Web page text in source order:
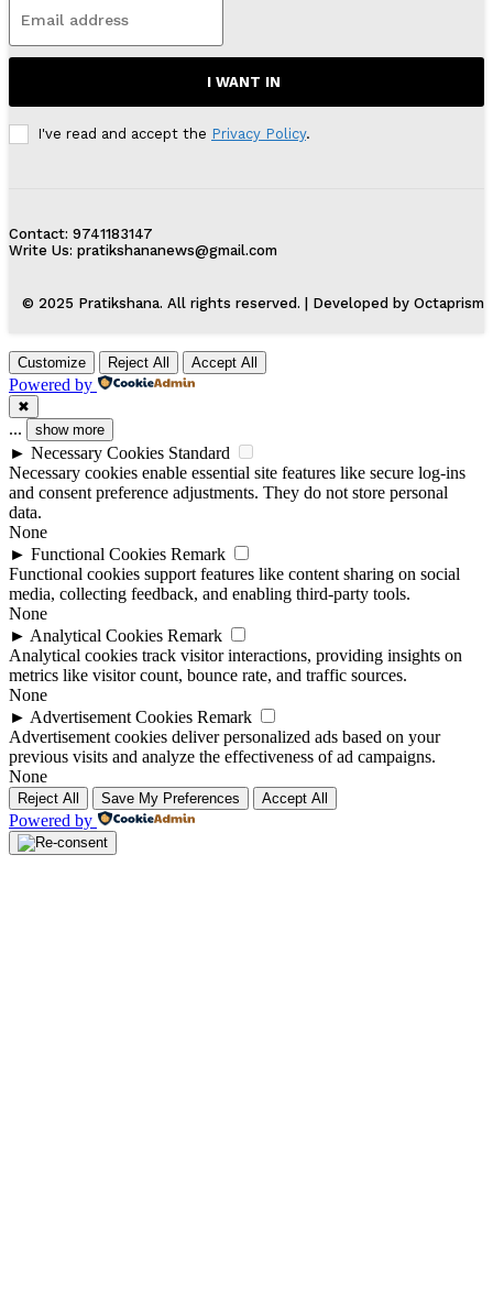
I WANT IN
I've read and accept the Privacy Policy.
Contact: 9741183147
Write Us: pratikshananews@gmail.com
© 2025 Pratikshana. All rights reserved. | Developed by Octaprism
Customize Reject All Accept All
Powered by
✖
... show more
► Necessary Cookies Standard
Necessary cookies enable essential site features like secure log-ins
and consent preference adjustments. They do not store personal
data.
None
► Functional Cookies Remark
Functional cookies support features like content sharing on social
media, collecting feedback, and enabling third-party tools.
None
► Analytical Cookies Remark
Analytical cookies track visitor interactions, providing insights on
metrics like visitor count, bounce rate, and traffic sources.
None
► Advertisement Cookies Remark
Advertisement cookies deliver personalized ads based on your
previous visits and analyze the effectiveness of ad campaigns.
None
Reject All Save My Preferences Accept All
Powered by